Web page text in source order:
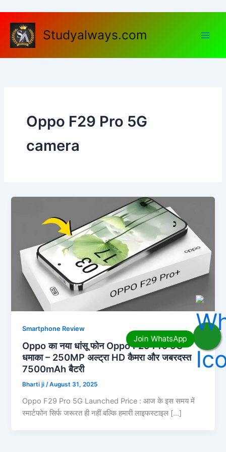
content
Studyalways.com
Oppo F29 Pro 5G
camera
Smartphone Review
Oppo का नया धांसू फोन Oppo F29 Pro 5G
धमाका – 250MP अल्ट्रा HD कैमरा और जबरदस्त
7500mAh बैटरी
Bharti ji/August 31, 2025
Oppo F29 Pro 5G Launched Price : आज के इस समय में
स्मार्टफोन सिर्फ जरूरत ही नहीं बल्कि हमारी लाइफस्टाइल […]